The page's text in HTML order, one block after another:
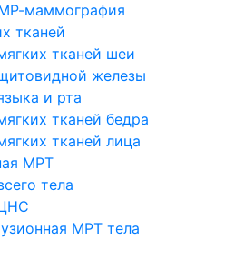
маммография
тканей
тканей шеи
железы
и рта
тканей бедра
тканей лица
МРТ
тела
МРТ тела